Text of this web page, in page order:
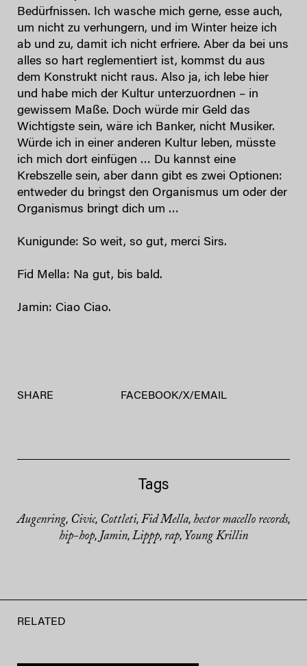
Bedürfnissen. Ich wasche mich gerne, esse auch,
um nicht zu verhungern, und im Winter heize ich
ab und zu, damit ich nicht erfriere. Aber da bei uns
alles so hart reglementiert ist, kommst du aus
dem Konstrukt nicht raus. Also ja, ich lebe hier
und habe mich der Kultur unterzuordnen – in
gewissem Maße. Doch würde mir Geld das
Wichtigste sein, wäre ich Banker, nicht Musiker.
Würde ich in einer anderen Kultur leben, müsste
ich mich dort einfügen … Du kannst eine
Krebszelle sein, aber dann gibt es zwei Optionen:
entweder du bringst den Organismus um oder der
Organismus bringt dich um …
Kunigunde: So weit, so gut, merci Sirs.
Fid Mella: Na gut, bis bald.
Jamin: Ciao Ciao.
SHARE FACEBOOK/X/ EMAIL
Tags
Augenring, Civic, Cottleti, Fid Mella, hector macello records,
hip-hop, Jamin, Lippp, rap, Young Krillin
RELATED